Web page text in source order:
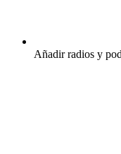
Añadir radios y